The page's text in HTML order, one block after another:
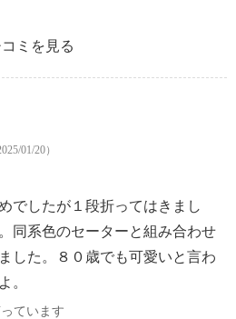
ミを見る
01/20）
でしたが１段折ってはきまし
同系色のセーターと組み合わせ
した。８０歳でも可愛いと言わ
。
ています